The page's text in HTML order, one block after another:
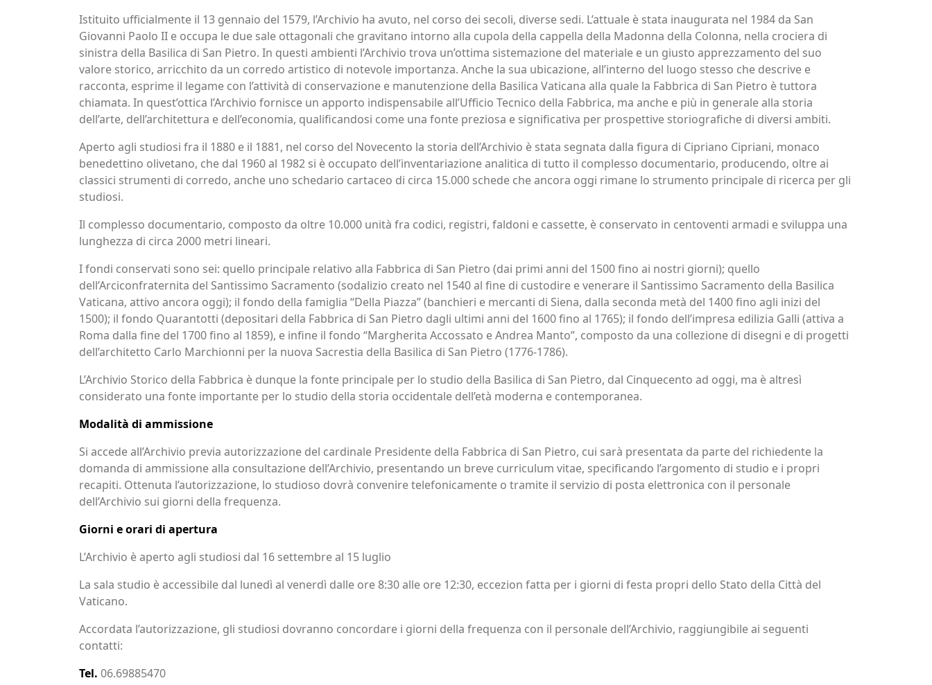
Istituito ufficialmente il 13 gennaio del 1579, l’Archivio ha avuto, nel corso dei secoli, diverse sedi. L’attuale è stata inaugurata nel 1984 da San
Giovanni Paolo II e occupa le due sale ottagonali che gravitano intorno alla cupola della cappella della Madonna della Colonna, nella crociera di
sinistra della Basilica di San Pietro. In questi ambienti l’Archivio trova un’ottima sistemazione del materiale e un giusto apprezzamento del suo
valore storico, arricchito da un corredo artistico di notevole importanza. Anche la sua ubicazione, all’interno del luogo stesso che descrive e
racconta, esprime il legame con l’attività di conservazione e manutenzione della Basilica Vaticana alla quale la Fabbrica di San Pietro è tuttora
chiamata. In quest’ottica l’Archivio fornisce un apporto indispensabile all’Ufficio Tecnico della Fabbrica, ma anche e più in generale alla storia
dell’arte, dell’architettura e dell’economia, qualificandosi come una fonte preziosa e significativa per prospettive storiografiche di diversi ambiti.
Aperto agli studiosi fra il 1880 e il 1881, nel corso del Novecento la storia dell’Archivio è stata segnata dalla figura di Cipriano Cipriani, monaco
benedettino olivetano, che dal 1960 al 1982 si è occupato dell’inventariazione analitica di tutto il complesso documentario, producendo, oltre ai
classici strumenti di corredo, anche uno schedario cartaceo di circa 15.000 schede che ancora oggi rimane lo strumento principale di ricerca per gli
studiosi.
Il complesso documentario, composto da oltre 10.000 unità fra codici, registri, faldoni e cassette, è conservato in centoventi armadi e sviluppa una
lunghezza di circa 2000 metri lineari.
I fondi conservati sono sei: quello principale relativo alla Fabbrica di San Pietro (dai primi anni del 1500 fino ai nostri giorni); quello
dell’Arciconfraternita del Santissimo Sacramento (sodalizio creato nel 1540 al fine di custodire e venerare il Santissimo Sacramento della Basilica
Vaticana, attivo ancora oggi); il fondo della famiglia “Della Piazza” (banchieri e mercanti di Siena, dalla seconda metà del 1400 fino agli inizi del
1500); il fondo Quarantotti (depositari della Fabbrica di San Pietro dagli ultimi anni del 1600 fino al 1765); il fondo dell’impresa edilizia Galli (attiva a
Roma dalla fine del 1700 fino al 1859), e infine il fondo “Margherita Accossato e Andrea Manto”, composto da una collezione di disegni e di progetti
dell’architetto Carlo Marchionni per la nuova Sacrestia della Basilica di San Pietro (1776-1786).
L’Archivio Storico della Fabbrica è dunque la fonte principale per lo studio della Basilica di San Pietro, dal Cinquecento ad oggi, ma è altresì
considerato una fonte importante per lo studio della storia occidentale dell’età moderna e contemporanea.
Modalità di ammissione
Si accede all’Archivio previa autorizzazione del cardinale Presidente della Fabbrica di San Pietro, cui sarà presentata da parte del richiedente la
domanda di ammissione alla consultazione dell’Archivio, presentando un breve curriculum vitae, specificando l’argomento di studio e i propri
recapiti. Ottenuta l’autorizzazione, lo studioso dovrà convenire telefonicamente o tramite il servizio di posta elettronica con il personale
dell’Archivio sui giorni della frequenza.
Giorni e orari di apertura
L’Archivio è aperto agli studiosi dal 16 settembre al 15 luglio
La sala studio è accessibile dal lunedì al venerdì dalle ore 8:30 alle ore 12:30, eccezion fatta per i giorni di festa propri dello Stato della Città del
Vaticano.
Accordata l’autorizzazione, gli studiosi dovranno concordare i giorni della frequenza con il personale dell’Archivio, raggiungibile ai seguenti
contatti:
Tel. 06.69885470